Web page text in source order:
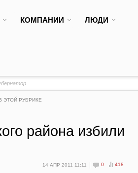
КОМПАНИИ ЛЮДИ
ЭТОЙ РУБРИКЕ
района избили
14 АПР 2011 11:11 0 418